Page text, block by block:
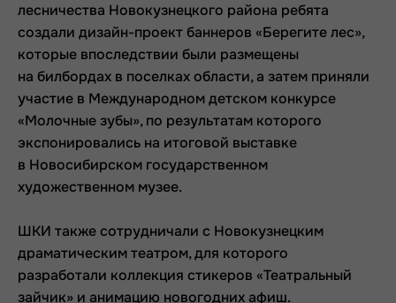
лесничества Новокузнецкого района ребята
создали дизайн-проект баннеров «Берегите лес»,
которые впоследствии были размещены
на билбордах в поселках области, а затем приняли
участие в Международном детском конкурсе
«Молочные зубы», по результатам которого
экспонировались на итоговой выставке
в Новосибирском государственном
художественном музее.
ШКИ также сотрудничали с Новокузнецким
драматическим театром, для которого
разработали коллекция стикеров «Театральный
зайчик» и анимацию новогодних афиш.